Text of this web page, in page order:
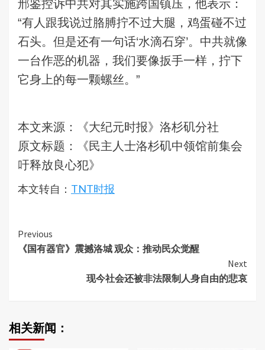
邢鉴控诉中共对其实施跨国镇压，他表示：
“有人跟我说过胳膊拧不过大腿，鸡蛋碰不过
石头。但是还有一句话‘水滴石穿’。中共就像
一台作恶的机器，我们要像扳手一样，拧下
它身上的每一颗螺丝。”
本文来源：《大纪元时报》洛杉矶分社
原文标题：《民主人士洛杉矶中领馆前集会
吁释放良心犯》
本文转自： TNT时报
Continue
Reading
Previous
《国有器官》震撼洛城 观众：推动民众觉醒
Next
现今社会还被非法限制人身自由的悲哀
相关新闻：